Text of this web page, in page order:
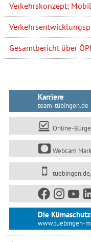
Verkehrskonzept:
Gesamtbericht über
Karriere
team-tübingen.de
Online-
Webcam
Die
www.tuebingen-